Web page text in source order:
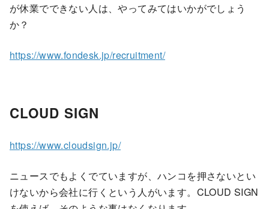
が休業でできない人は、やってみてはいかがでしょう
か？
https://www.fondesk.jp/recruitment/
CLOUD SIGN
https://www.cloudsign.jp/
ニュースでもよくでていますが、ハンコを押さないとい
けないから会社に行くという人がいます。CLOUD SIGN